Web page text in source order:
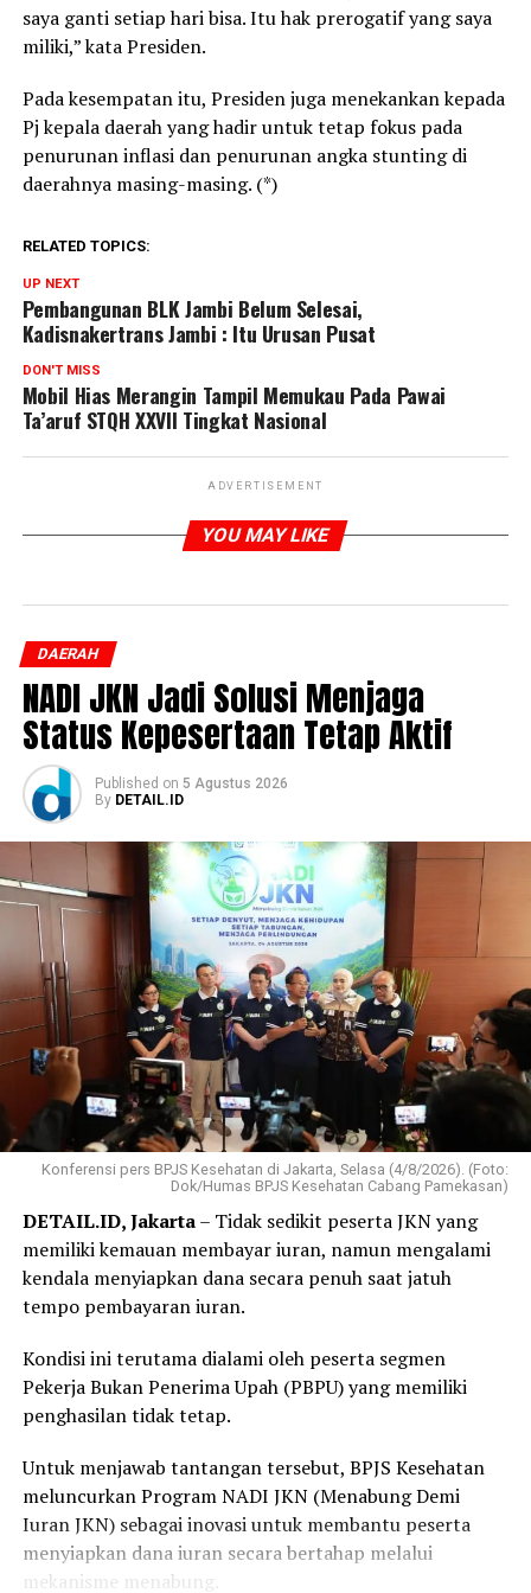
saya ganti setiap hari bisa. Itu hak prerogatif yang saya
miliki,” kata Presiden.
Pada kesempatan itu, Presiden juga menekankan kepada
Pj kepala daerah yang hadir untuk tetap fokus pada
penurunan inflasi dan penurunan angka stunting di
daerahnya masing-masing. (*)
RELATED TOPICS:
UP NEXT
Pembangunan BLK Jambi Belum Selesai,
Kadisnakertrans Jambi : Itu Urusan Pusat
DON'T MISS
Mobil Hias Merangin Tampil Memukau Pada Pawai
Ta’aruf STQH XXVII Tingkat Nasional
ADVERTISEMENT
YOU MAY LIKE
DAERAH
NADI JKN Jadi Solusi Menjaga
Status Kepesertaan Tetap Aktif
Published on 5 Agustus 2026
By DETAIL.ID
Konferensi pers BPJS Kesehatan di Jakarta, Selasa (4/8/2026). (Foto:
Dok/Humas BPJS Kesehatan Cabang Pamekasan)
DETAIL.ID, Jakarta– Tidak sedikit peserta JKN yang
memiliki kemauan membayar iuran, namun mengalami
kendala menyiapkan dana secara penuh saat jatuh
tempo pembayaran iuran.
Kondisi ini terutama dialami oleh peserta segmen
Pekerja Bukan Penerima Upah (PBPU) yang memiliki
penghasilan tidak tetap.
Untuk menjawab tantangan tersebut, BPJS Kesehatan
meluncurkan Program NADI JKN (Menabung Demi
Iuran JKN) sebagai inovasi untuk membantu peserta
menyiapkan dana iuran secara bertahap melalui
mekanisme menabung.